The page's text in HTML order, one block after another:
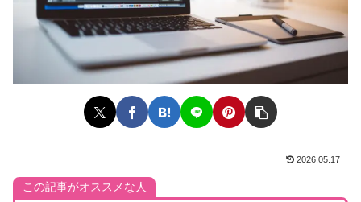
2026.05.17
この記事がオススメな人